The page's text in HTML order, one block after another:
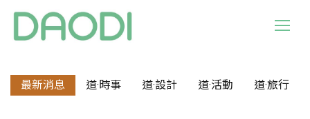
最新消息 道·時事 道·設計 道·活動 道·旅行